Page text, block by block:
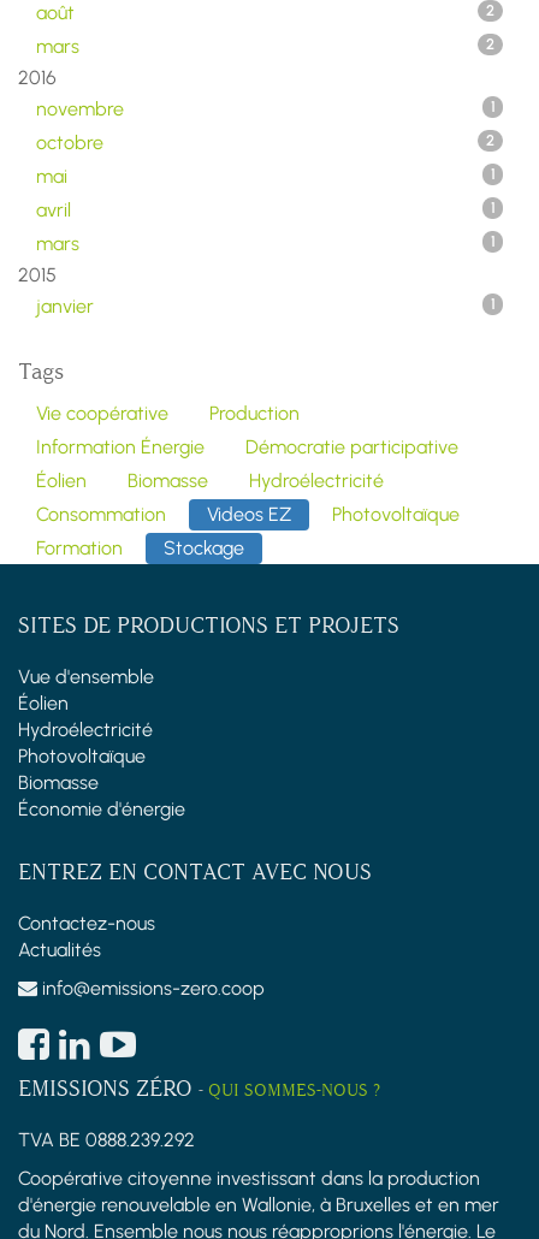
août 2
mars 2
2016
novembre
1
octobre 2
mai 1
avril 1
mars 1
2015
janvier
1
Tags
Vie coopérative
Production
Information Énergie
Démocratie participative
Éolien
Biomasse
Hydroélectricité
Consommation
Videos EZ
Photovoltaïque
Formation
Stockage
SITES DE PRODUCTIONS ET PROJETS
Vue d'ensemble
Éolien
Hydroélectricité
Photovoltaïque
Biomasse
Économie d'énergie
ENTREZ EN CONTACT AVEC NOUS
Contactez-nous
Actualités
info@emissions-zero.coop
EMISSIONS ZÉRO - QUI SOMMES-NOUS ?
TVA BE 0888.239.292
Coopérative citoyenne investissant dans la production
d'énergie renouvelable en Wallonie, à Bruxelles et en mer
du Nord. Ensemble nous nous réapproprions l'énergie. Le